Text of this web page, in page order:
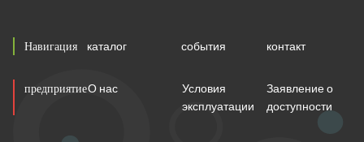
Навигация каталог события контакт
предприятиеО нас
Условия
эксплуатации
Заявление о
доступности